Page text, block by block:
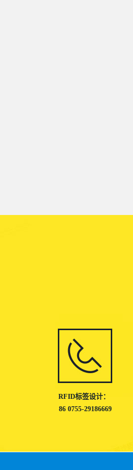
RFID标签设计：
86 0755-29186669